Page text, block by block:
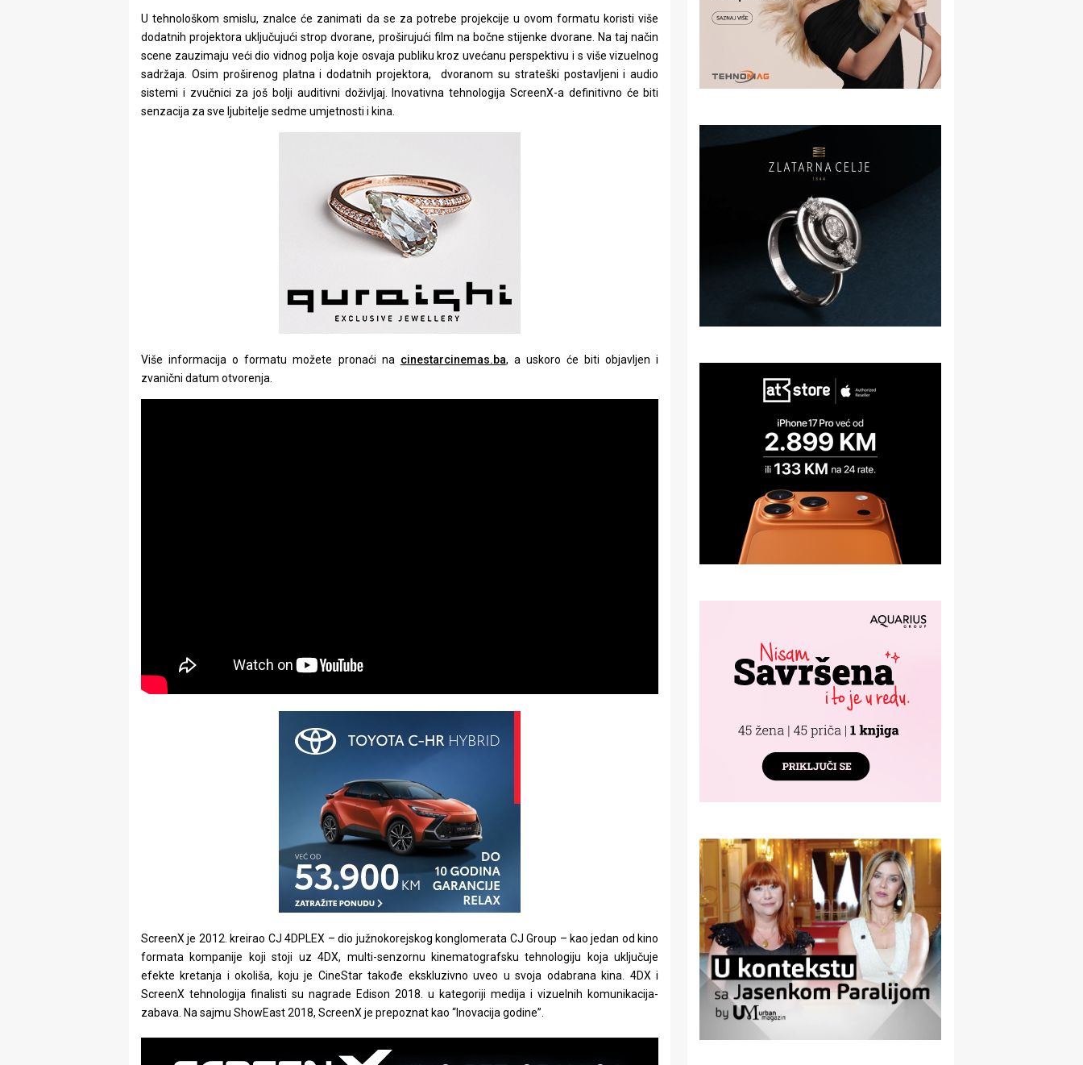
U tehnološkom smislu, znalce će zanimati da se za potrebe projekcije u ovom formatu koristi više
dodatnih projektora uključujući strop dvorane, proširujući film na bočne stijenke dvorane. Na taj način
scene zauzimaju veći dio vidnog polja koje osvaja publiku kroz uvećanu perspektivu i s više vizuelnog
sadržaja. Osim proširenog platna i dodatnih projektora, dvoranom su strateški postavljeni i audio
sistemi i zvučnici za još bolji auditivni doživljaj. Inovativna tehnologija ScreenX-a definitivno će biti
senzacija za sve ljubitelje sedme umjetnosti i kina.
Više informacija o formatu možete pronaći na cinestarcinemas.ba, a uskoro će biti objavljen i
zvanični datum otvorenja.
ScreenX je 2012. kreirao CJ 4DPLEX – dio južnokorejskog konglomerata CJ Group – kao jedan od kino
formata kompanije koji stoji uz 4DX, multi-senzornu kinematografsku tehnologiju koja uključuje
efekte kretanja i okoliša, koju je CineStar takođe ekskluzivno uveo u svoja odabrana kina. 4DX i
ScreenX tehnologija finalisti su nagrade Edison 2018. u kategoriji medija i vizuelnih komunikacija-
zabava. Na sajmu ShowEast 2018, ScreenX je prepoznat kao “Inovacija godine”.